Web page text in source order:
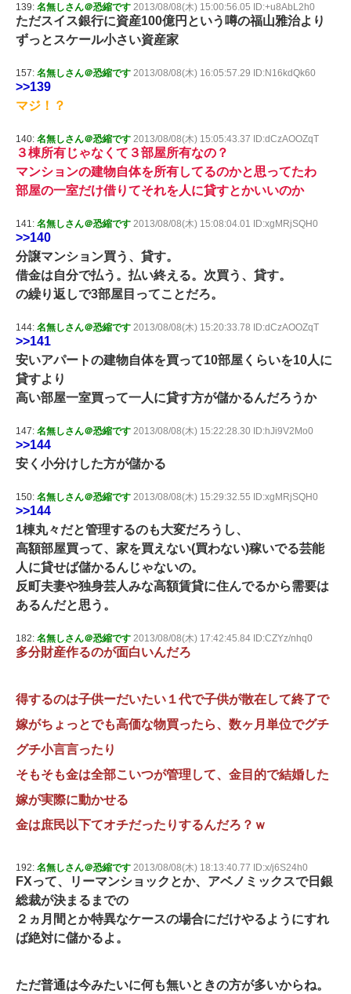
139: 名無しさん＠恐縮です 2013/08/08(木) 15:00:56.05 ID:+u8AbL2h0
ただスイス銀行に資産100億円という噂の福山雅治より
ずっとスケール小さい資産家
157: 名無しさん＠恐縮です 2013/08/08(木) 16:05:57.29 ID:N16kdQk60
>>139
マジ！？
140: 名無しさん＠恐縮です 2013/08/08(木) 15:05:43.37 ID:dCzAOOZqT
３棟所有じゃなくて３部屋所有なの？
マンションの建物自体を所有してるのかと思ってたわ
部屋の一室だけ借りてそれを人に貸すとかいいのか
141: 名無しさん＠恐縮です 2013/08/08(木) 15:08:04.01 ID:xgMRjSQH0
>>140
分譲マンション買う、貸す。
借金は自分で払う。払い終える。次買う、貸す。
の繰り返しで3部屋目ってことだろ。
144: 名無しさん＠恐縮です 2013/08/08(木) 15:20:33.78 ID:dCzAOOZqT
>>141
安いアパートの建物自体を買って10部屋くらいを10人に
貸すより
高い部屋一室買って一人に貸す方が儲かるんだろうか
147: 名無しさん＠恐縮です 2013/08/08(木) 15:22:28.30 ID:hJi9V2Mo0
>>144
安く小分けした方が儲かる
150: 名無しさん＠恐縮です 2013/08/08(木) 15:29:32.55 ID:xgMRjSQH0
>>144
1棟丸々だと管理するのも大変だろうし、
高額部屋買って、家を買えない(買わない)稼いでる芸能
人に貸せば儲かるんじゃないの。
反町夫妻や独身芸人みな高額賃貸に住んでるから需要は
あるんだと思う。
182: 名無しさん＠恐縮です 2013/08/08(木) 17:42:45.84 ID:CZYz/nhq0
多分財産作るのが面白いんだろ
得するのは子供ーだいたい１代で子供が散在して終了で
嫁がちょっとでも高価な物買ったら、数ヶ月単位でグチ
グチ小言言ったり
そもそも金は全部こいつが管理して、金目的で結婚した
嫁が実際に動かせる
金は庶民以下てオチだったりするんだろ？ｗ
192: 名無しさん＠恐縮です 2013/08/08(木) 18:13:40.77 ID:x/j6S24h0
FXって、リーマンショックとか、アベノミックスで日銀
総裁が決まるまでの
２ヵ月間とか特異なケースの場合にだけやるようにすれ
ば絶対に儲かるよ。
ただ普通は今みたいに何も無いときの方が多いからね。